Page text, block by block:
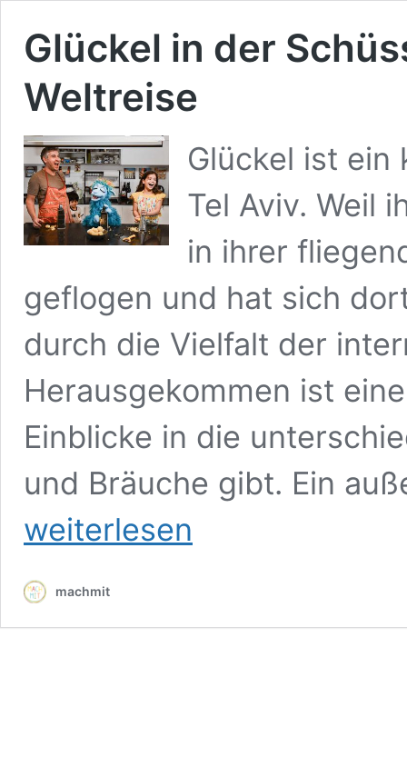
Glückel in der
Weltreise
Glückel ist ein
Tel Aviv. Weil
in ihrer
geflogen und hat sich
durch die Vielfalt der
Herausgekommen ist
Einblicke in die
und Bräuche gibt. Ein
weiterlesen
machmit